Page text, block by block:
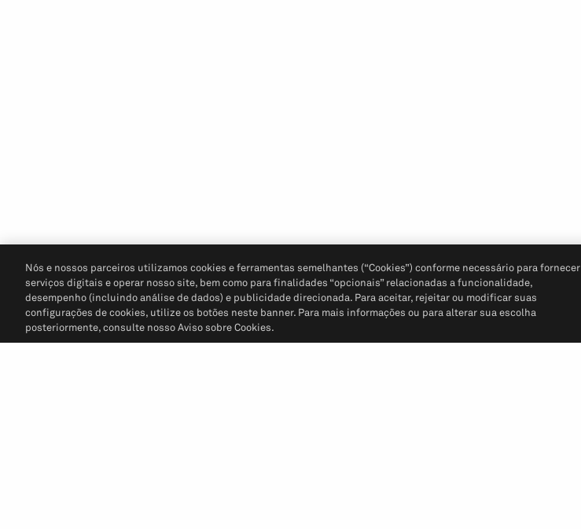
Nós e nossos parceiros utilizamos cookies e ferramentas semelhantes (“Cookies”) conforme necessário para fornecer
serviços digitais e operar nosso site, bem como para finalidades “opcionais” relacionadas a funcionalidade,
desempenho (incluindo análise de dados) e publicidade direcionada. Para aceitar, rejeitar ou modificar suas
configurações de cookies, utilize os botões neste banner. Para mais informações ou para alterar sua escolha
posteriormente, consulte nosso Aviso sobre Cookies.